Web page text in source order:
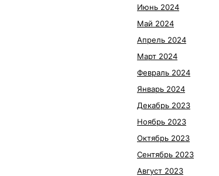
Июнь 2024
Май 2024
Апрель 2024
Март 2024
Февраль 2024
Январь 2024
Декабрь 2023
Ноябрь 2023
Октябрь 2023
Сентябрь 2023
Август 2023